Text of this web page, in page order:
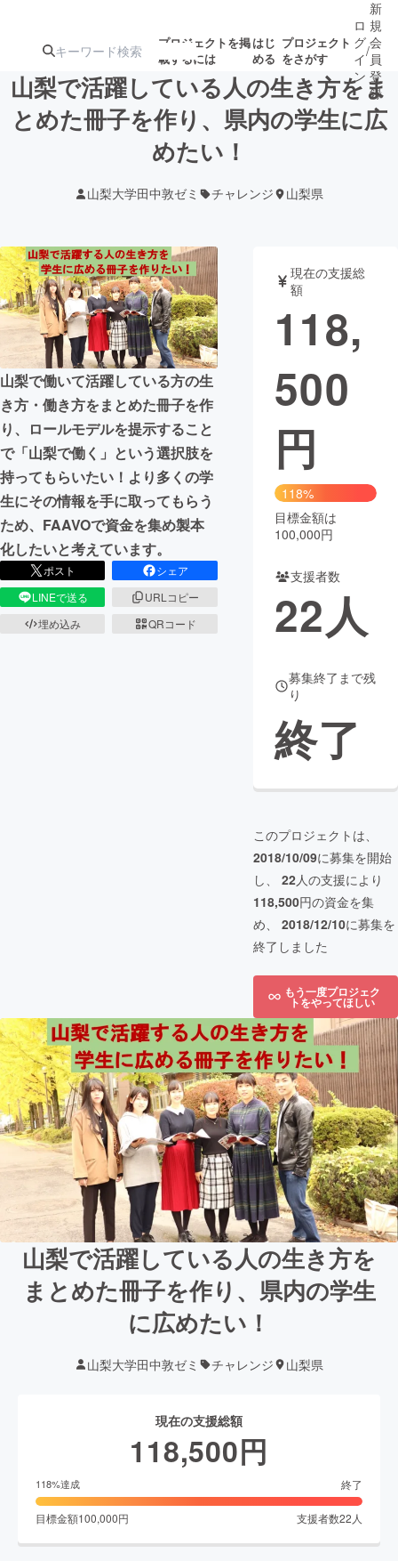
プロジェクトを掲
載するには
はじ
める
プロジェクト
をさがす
注目の新着プロ 募集終了が近いプ
テクノロジー・ガジェット
映像・映画 書籍・雑誌
ビジネス・起業 チャレンジ
まちづくり・地域活性化
CAMPFIRE for Social Good
CAMPFIRE Creation
CAMPFIREふるさと納税machi-ya コミュニティ
ロ
グ
イ
ン
/
新
規
会
員
登
録
山梨で活躍している人の生き方をま
とめた冊子を作り、県内の学生に広
めたい！
山梨大学田中敦ゼミ チャレンジ 山梨県
山梨で働いて活躍している方の生
き方・働き方をまとめた冊子を作
り、ロールモデルを提示すること
で「山梨で働く」という選択肢を
持ってもらいたい！より多くの学
生にその情報を手に取ってもらう
ため、FAAVOで資金を集め製本
化したいと考えています。
ポスト
シェア
LINEで送る
URLコピー
埋め込み
QRコード
現在の支援総
額
118,
500
円
118%
目標金額は
100,000円
支援者数
22人
募集終了まで残
り
終了
このプロジェクトは、
2018/10/09に募集を開始
し、 22人の支援により
118,500円の資金を集
め、 2018/12/10に募集を
終了しました
もう一度プロジェク
トをやってほしい
山梨で活躍している人の生き方を
まとめた冊子を作り、県内の学生
に広めたい！
山梨大学田中敦ゼミ チャレンジ 山梨県
現在の支援総額
118,500円
118%達成 終了
目標金額100,000円 支援者数22 人